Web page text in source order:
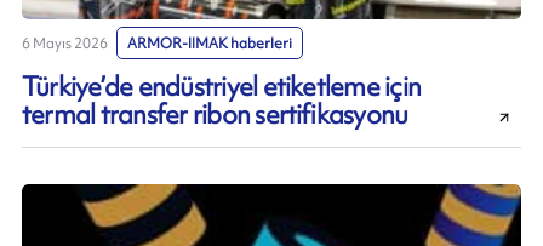
6 Mayıs 2026 ARMOR-IIMAK haberleri
Türkiye’de endüstriyel etiketleme için
termal transfer ribon sertifikasyonu